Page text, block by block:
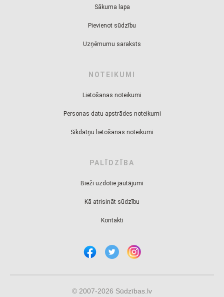
Sākuma lapa
Pievienot sūdzību
Uzņēmumu saraksts
NOTEIKUMI
Lietošanas noteikumi
Personas datu apstrādes noteikumi
Sīkdatņu lietošanas noteikumi
PALĪDZĪBA
Bieži uzdotie jautājumi
Kā atrisināt sūdzību
Kontakti
© 2007-2026 Sūdzības.lv